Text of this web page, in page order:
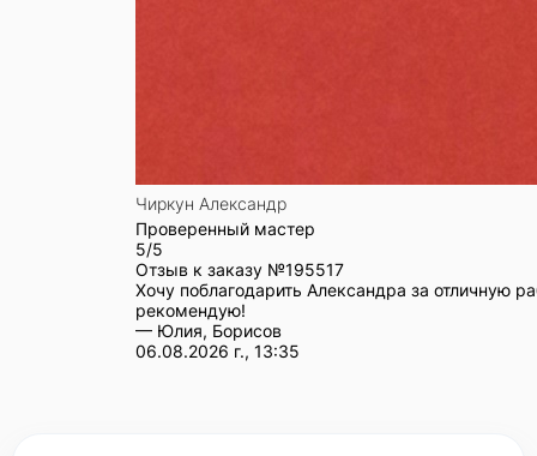
Чиркун Александр
Проверенный мастер
5/5
Отзыв к заказу №195517
Хочу поблагодарить Александра за отличную
рекомендую!
— Юлия, Борисов
06.08.2026 г., 13:35